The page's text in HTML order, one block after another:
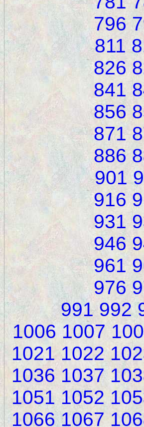
796
811
826
841
856
871
886
901
916
931
946
961
976
991 992
1006 1007
1021 1022
1036 1037
1051 1052
1066 1067